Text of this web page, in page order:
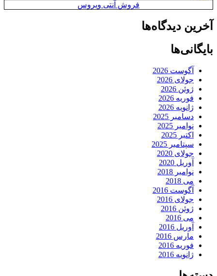
فروش آنتی ویروس
آخرین دیدگاه‌ها
بایگانی‌ها
آگوست 2026
جولای 2026
ژوئن 2026
فوریه 2026
ژانویه 2026
دسامبر 2025
نوامبر 2025
اکتبر 2025
سپتامبر 2025
جولای 2020
آوریل 2020
نوامبر 2018
می 2018
آگوست 2016
جولای 2016
ژوئن 2016
می 2016
آوریل 2016
مارس 2016
فوریه 2016
ژانویه 2016